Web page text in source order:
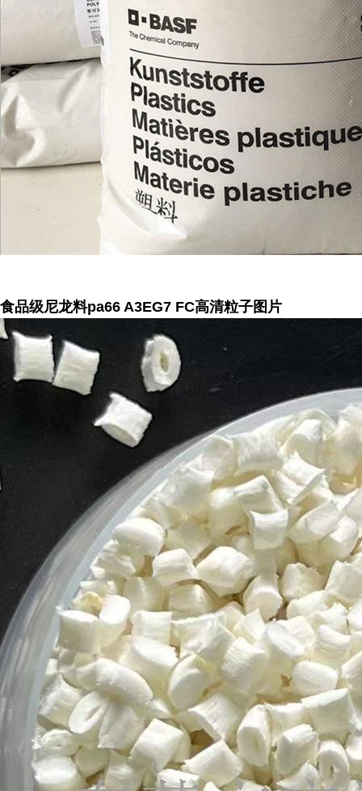
食品级尼龙料pa66 A3EG7 FC高清粒子图片